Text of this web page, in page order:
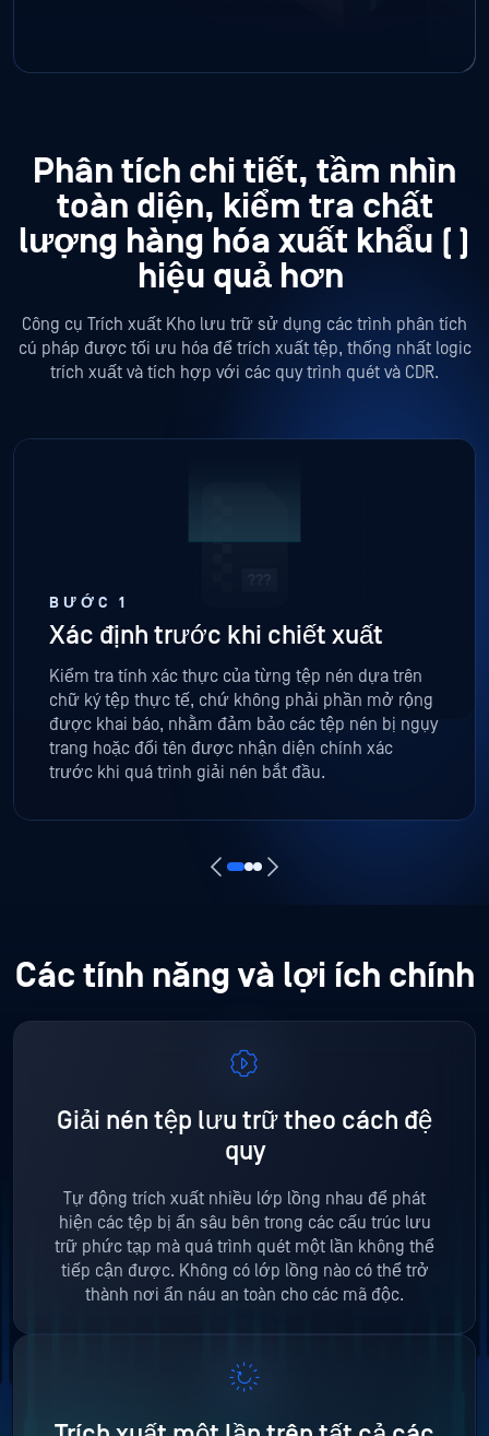
Phân tích chi tiết, tầm nhìn
toàn diện, kiểm tra chất
lượng hàng hóa xuất khẩu ( )
hiệu quả hơn
Công cụ Trích xuất Kho lưu trữ sử dụng các trình phân tích
cú pháp được tối ưu hóa để trích xuất tệp, thống nhất logic
trích xuất và tích hợp với các quy trình quét và CDR.
BƯỚC 1
Xác định trước khi chiết xuất
Kiểm tra tính xác thực của từng tệp nén dựa trên
chữ ký tệp thực tế, chứ không phải phần mở rộng
được khai báo, nhằm đảm bảo các tệp nén bị ngụy
trang hoặc đổi tên được nhận diện chính xác
trước khi quá trình giải nén bắt đầu.
Các tính năng và lợi ích chính
Giải nén tệp lưu trữ theo cách đệ
quy
Tự động trích xuất nhiều lớp lồng nhau để phát
hiện các tệp bị ẩn sâu bên trong các cấu trúc lưu
trữ phức tạp mà quá trình quét một lần không thể
tiếp cận được. Không có lớp lồng nào có thể trở
thành nơi ẩn náu an toàn cho các mã độc.